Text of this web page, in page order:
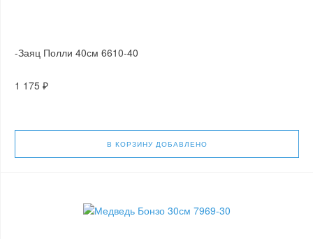
-Заяц Полли 40см 6610-40
1 175 ₽
В КОРЗИНУ ДОБАВЛЕНО